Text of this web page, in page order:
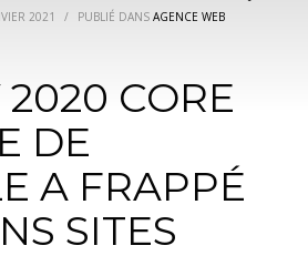
2021 / PUBLIÉ DANS AGENCE WEB
2020 CORE
DE
A FRAPPÉ
SITES